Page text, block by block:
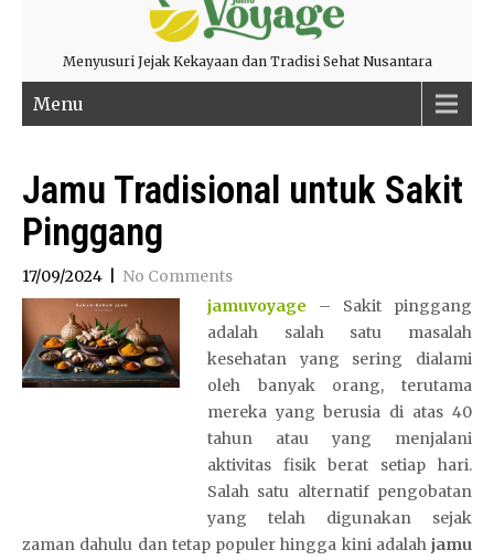
Menyusuri Jejak Kekayaan dan Tradisi Sehat Nusantara
Menu
Jamu Tradisional untuk Sakit
Pinggang
17/09/2024
No Comments
jamuvoyage – Sakit pinggang
adalah salah satu masalah
kesehatan yang sering dialami
oleh banyak orang, terutama
mereka yang berusia di atas 40
tahun atau yang menjalani
aktivitas fisik berat setiap hari.
Salah satu alternatif pengobatan
yang telah digunakan sejak
zaman dahulu dan tetap populer hingga kini adalah jamu